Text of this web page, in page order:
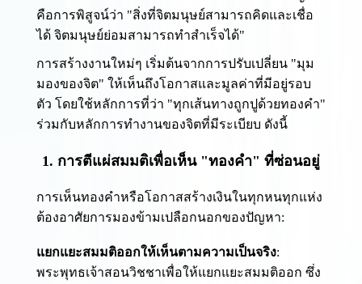
คือการพิสูจน์ว่า "สิ่งที่จิตมนุษย์สามารถคิดและเชื่อ
ได้ จิตมนุษย์ย่อมสามารถทำสำเร็จได้"
การสร้างงานใหม่ๆ เริ่มต้นจากการปรับเปลี่ยน "มุม
มองของจิต" ให้เห็นถึงโอกาสและมูลค่าที่มีอยู่รอบ
ตัว โดยใช้หลักการที่ว่า "ทุกเส้นทางถูกปูด้วยทองคำ"
ร่วมกับหลักการทำงานของจิตที่มีระเบียบ ดังนี้
1. การตีแผ่สมมติเพื่อเห็น "ทองคำ" ที่ซ่อนอยู่
การเห็นทองคำหรือโอกาสสร้างเงินในทุกหนทุกแห่ง
ต้องอาศัยการมองข้ามเปลือกนอกของปัญหา:
แยกแยะสมมติออกให้เห็นตามความเป็นจริง:
พระพุทธเจ้าสอนวิชชาเพื่อให้แยกแยะสมมติออก ซึ่ง